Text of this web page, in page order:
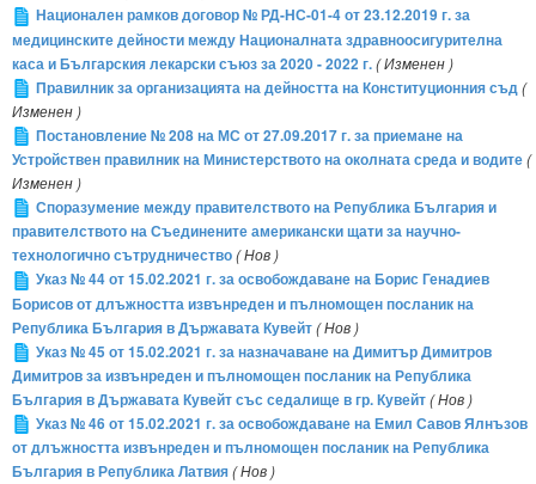
Национален рамков договор № РД-НС-01-4 от 23.12.2019 г. за
медицинските дейности между Националната здравноосигурителна
каса и Българския лекарски съюз за 2020 - 2022 г.( Изменен )
Правилник за организацията на дейността на Конституционния съд(
Изменен )
Постановление № 208 на МС от 27.09.2017 г. за приемане на
Устройствен правилник на Министерството на околната среда и водите(
Изменен )
Споразумение между правителството на Република България и
правителството на Съединените американски щати за научно-
технологично сътрудничество( Нов )
Указ № 44 от 15.02.2021 г. за освобождаване на Борис Генадиев
Борисов от длъжността извънреден и пълномощен посланик на
Република България в Държавата Кувейт( Нов )
Указ № 45 от 15.02.2021 г. за назначаване на Димитър Димитров
Димитров за извънреден и пълномощен посланик на Република
България в Държавата Кувейт със седалище в гр. Кувейт( Нов )
Указ № 46 от 15.02.2021 г. за освобождаване на Емил Савов Ялнъзов
от длъжността извънреден и пълномощен посланик на Република
България в Република Латвия( Нов )